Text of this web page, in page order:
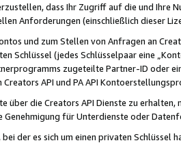
dass Ihr Zugriff auf die und Ihre
Anforderungen (einschließlich dieser
und zum Stellen von Anfragen an
Schlüssel (jedes Schlüsselpaar eine
zugeteilte Partner-ID oder
API und PA API
über die Creators API Dienste zu
für Unterdienste oder
der es sich um einen privaten